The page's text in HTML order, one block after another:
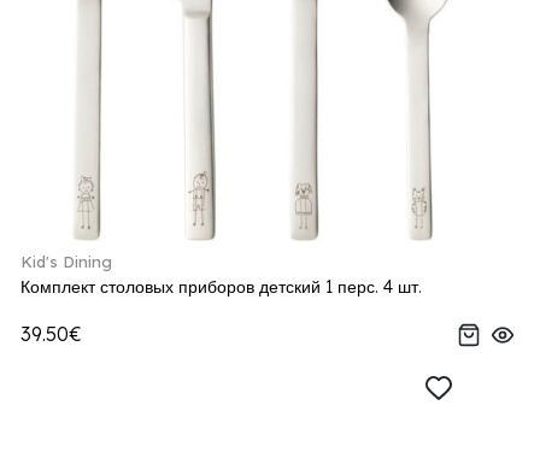
Kid's Dining
Комплект столовых приборов детский 1 перс. 4 шт.
39.50€